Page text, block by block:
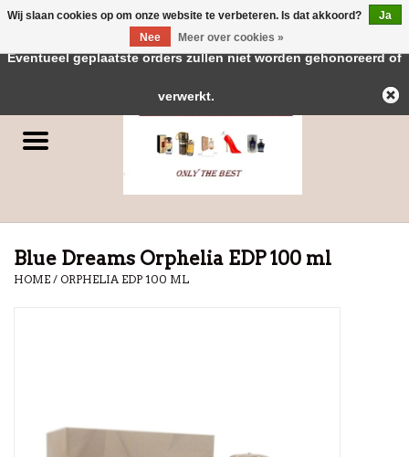
Parfums
Blue Dreams Orphelia EDP 100 ml
HOME / ORPHELIA EDP 100 ML
Wij slaan cookies op om onze website te verbeteren. Is dat akkoord?
Ja
Nee
Meer over cookies »
← Keer terug naar de backofficeDeze winkel is in aanbouw.
Eventueel geplaatste orders zullen niet worden gehonoreerd of
verwerkt.